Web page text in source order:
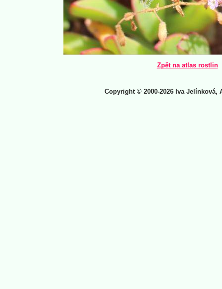
Zpět na atlas rostlin
Copyright © 2000-2026 Iva Jelínková,